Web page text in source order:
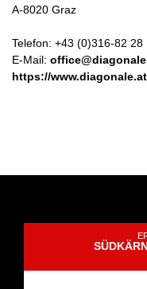
A-8020 Graz
Telefon: +43 (0)316-82 28
E-Mail:
https://www.diagonale.at